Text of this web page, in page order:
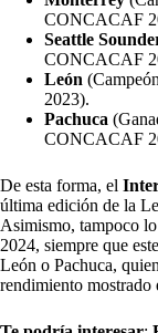
CONCACAF
Seattle
CONCACAF
León
2023).
Pachuca
CONCACAF
De esta forma, el
última edición de la
Asimismo, tampoco
2024, siempre que
León o Pachuca,
rendimiento mostrado